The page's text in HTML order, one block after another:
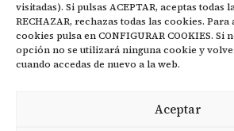
visitadas). Si pulsas ACEPTAR, aceptas todas
RECHAZAR, rechazas todas las cookies.
cookies pulsa en CONFIGURAR COOKIES. Si
opción no se utilizará ninguna cookie y
cuando accedas de nuevo a la web.
Aceptar